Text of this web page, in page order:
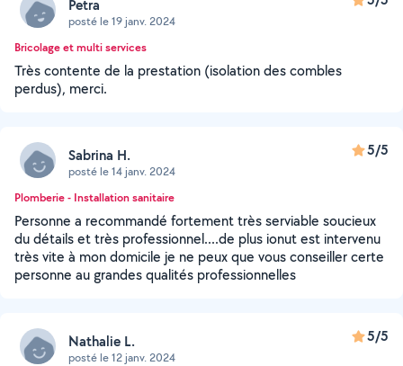
Petra
posté le 19 janv. 2024
Bricolage et multi services
Très contente de la prestation (isolation des combles
perdus), merci.
Sabrina H.
posté le 14 janv. 2024
5/5
Plomberie - Installation sanitaire
Personne a recommandé fortement très serviable soucieux
du détails et très professionnel....de plus ionut est intervenu
très vite à mon domicile je ne peux que vous conseiller certe
personne au grandes qualités professionnelles
Nathalie L.
posté le 12 janv. 2024
5/5